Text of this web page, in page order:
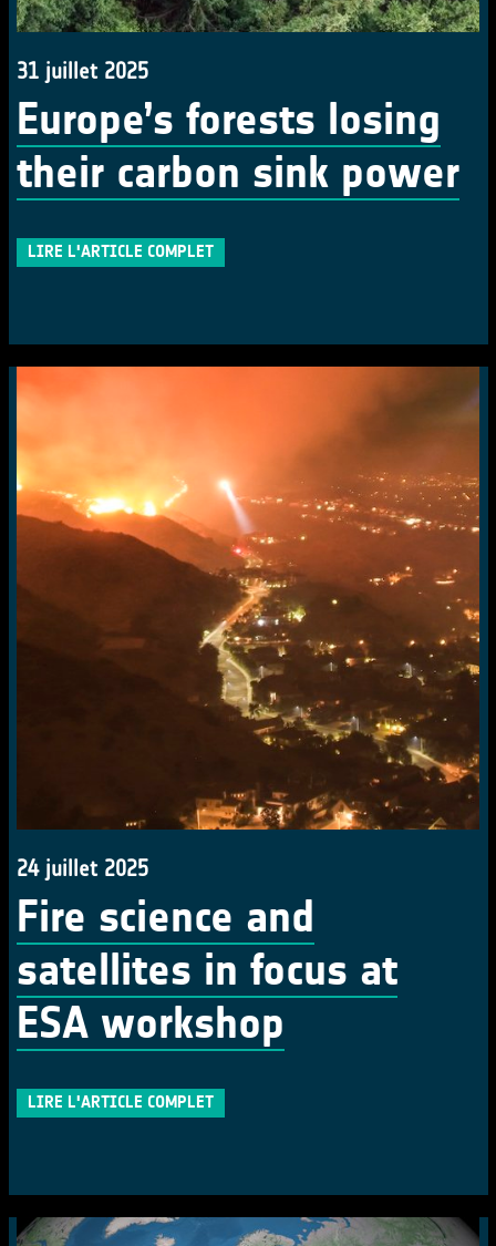
31 juillet 2025
Europe’s forests losing
their carbon sink power
LIRE L'ARTICLE COMPLET
24 juillet 2025
Fire science and
satellites in focus at
ESA workshop
LIRE L'ARTICLE COMPLET